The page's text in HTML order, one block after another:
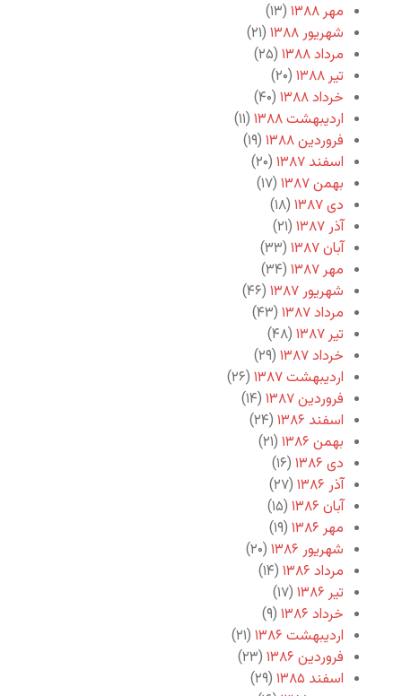
مهر ۱۳۸۸
(۱۳)
شهریور ۱۳۸۸
(۲۱)
مرداد ۱۳۸۸
(۲۵)
تیر ۱۳۸۸
(۲۰)
خرداد ۱۳۸۸
(۴۰)
اردیبهشت ۱۳۸۸
(۱۱)
فروردین ۱۳۸۸
(۱۹)
اسفند ۱۳۸۷
(۲۰)
بهمن ۱۳۸۷
(۱۷)
دی ۱۳۸۷
(۱۸)
آذر ۱۳۸۷
(۲۱)
آبان ۱۳۸۷
(۳۳)
مهر ۱۳۸۷
(۳۴)
شهریور ۱۳۸۷
(۴۶)
مرداد ۱۳۸۷
(۴۳)
تیر ۱۳۸۷
(۴۸)
خرداد ۱۳۸۷
(۲۹)
اردیبهشت ۱۳۸۷
(۲۶)
فروردین ۱۳۸۷
(۱۴)
اسفند ۱۳۸۶
(۲۴)
بهمن ۱۳۸۶
(۲۱)
دی ۱۳۸۶
(۱۶)
آذر ۱۳۸۶
(۲۷)
آبان ۱۳۸۶
(۱۵)
مهر ۱۳۸۶
(۱۹)
شهریور ۱۳۸۶
(۲۰)
مرداد ۱۳۸۶
(۱۴)
تیر ۱۳۸۶
(۱۷)
خرداد ۱۳۸۶
(۹)
اردیبهشت ۱۳۸۶
(۲۱)
فروردین ۱۳۸۶
(۲۳)
اسفند ۱۳۸۵
(۲۹)